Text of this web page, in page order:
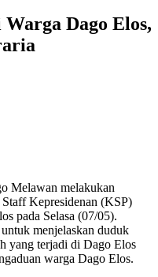
Dago Elos,
Melawan melakukan
Kepresidenan (KSP)
pada Selasa (07/05).
menjelaskan duduk
yang terjadi di Dago Elos
warga Dago Elos.